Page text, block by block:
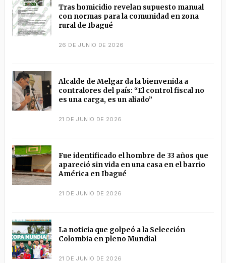
Tras homicidio revelan supuesto manual
con normas para la comunidad en zona
rural de Ibagué
26 DE JUNIO DE 2026
Alcalde de Melgar da la bienvenida a
contralores del país: “El control fiscal no
es una carga, es un aliado”
21 DE JUNIO DE 2026
Fue identificado el hombre de 33 años que
apareció sin vida en una casa en el barrio
América en Ibagué
21 DE JUNIO DE 2026
La noticia que golpeó a la Selección
Colombia en pleno Mundial
21 DE JUNIO DE 2026